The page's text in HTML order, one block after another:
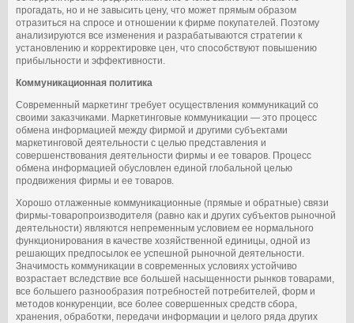
прогадать, но и не завысить цену, что может прямым образом
отразиться на спросе и отношении к фирме покупателей. Поэтому
анализируются все изменения и разрабатываются стратегии к
установлению и корректировке цен, что способствуют повышению
прибыльности и эффективности.
Коммуникационная политика
Современный маркетинг требует осуществления коммуникаций со
своими заказчиками. Маркетинговые коммуникации — это процесс
обмена информацией между фирмой и другими субъектами
маркетинговой деятельности с целью представления и
совершенствования деятельности фирмы и ее товаров. Процесс
обмена информацией обусловлен единой глобальной целью
продвижения фирмы и ее товаров.
Хорошо отлаженные коммуникационные (прямые и обратные) связи
фирмы-товаропроизводителя (равно как и других субъектов рыночной
деятельности) являются непременным условием ее нормального
функционирования в качестве хозяйственной единицы, одной из
решающих предпосылок ее успешной рыночной деятельности.
Значимость коммуникации в современных условиях устойчиво
возрастает вследствие все большей насыщенности рынков товарами,
все большего разнообразия потребностей потребителей, форм и
методов конкуренции, все более совершенных средств сбора,
хранения, обработки, передачи информации и целого ряда других